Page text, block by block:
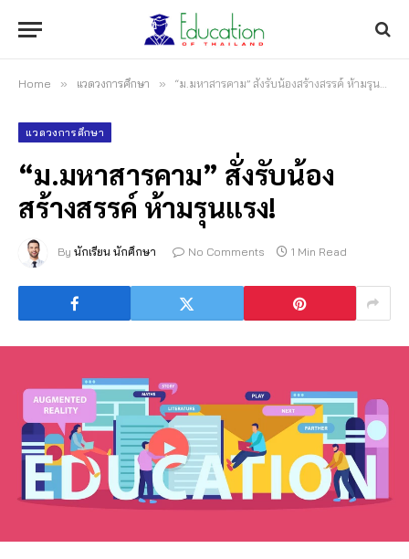
Home » แวดวงการศึกษา » “ม.มหาสารคาม” สั่งรับน้องสร้างสรรค์ ห้ามรุนแรง!
แวดวงการศึกษา
“ม.มหาสารคาม” สั่งรับน้อง
สร้างสรรค์ ห้ามรุนแรง!
By นักเรียน นักศึกษา No Comments 1 Min Read